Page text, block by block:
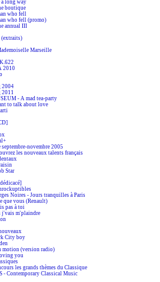
long way
boutique
who fell
who fell (promo)
annual III
Marseille
2010
2004
2011
- A mad tea-party
to talk about love
novembre 2005
les nouveaux talents français
Star
Noires - Jours tranquilles à Paris
que vous (Renault)
pas à toi
j'vais m'plaindre
City boy
motion (version radio)
you
les grands thèmes du Classique
- Contemporary Classical Music